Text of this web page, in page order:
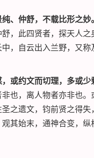
、仲舒，不载比形之妙
，此四贤者，探天人
，自云出入兰野，又
或约文而切理，多或
也，离人物者亦非也
之遗文，钧前贤之得
其始末，通神合变，